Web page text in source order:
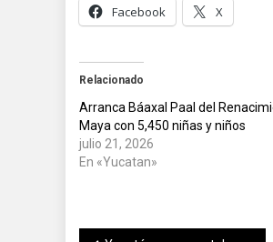
Facebook X
Relacionado
Arranca Báaxal Paal del
Maya con 5,450 niñas y niños
julio 21, 2026
En «Yucatan»